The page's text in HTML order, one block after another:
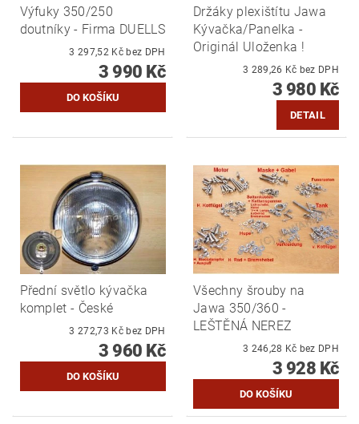
Výfuky 350/250
doutníky - Firma DUELLS
3 297,52 Kč bez DPH
3 990 Kč
Držáky plexištítu Jawa
Kývačka/Panelka -
Originál Uloženka !
3 289,26 Kč bez DPH
3 980 Kč
DETAIL
Přední světlo kývačka
komplet - České
3 272,73 Kč bez DPH
3 960 Kč
Všechny šrouby na
Jawa 350/360 -
LEŠTĚNÁ NEREZ
3 246,28 Kč bez DPH
3 928 Kč